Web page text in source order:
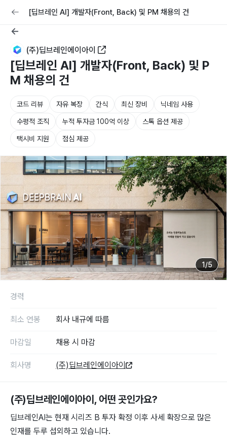
교육 커리어 채용공고 올리기
[딥브레인 AI] 개발자(Front, Back) 및 PM 채용의 건
(주)딥브레인에이아이
[딥브레인 AI] 개발자(Front, Back) 및 P
M 채용의 건
코드 리뷰 자유 복장 간식 최신 장비 닉네임 사용
수평적 조직 누적 투자금 100억 이상 스톡 옵션 제공
택시비 지원 점심 제공
1 /5
(주)딥브레인에이아이 , 어떤 곳인가요?
딥브레인AI는 현재 시리즈 B 투자 확정 이후 사세 확장으로 많은
인재를 두루 섭외하고 있습니다.
경력
최소 연봉 회사 내규에 따름
마감일 채용 시 마감
회사명 (주)딥브레인에이아이